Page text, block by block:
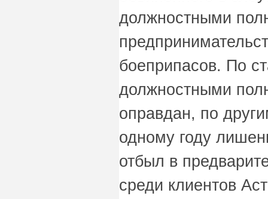
должностными
боеприпасов. По
должностными
оправдан, по
одному году
отбыл в
среди клиентов